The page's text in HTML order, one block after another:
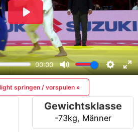
springen / vorspulen »
Gewichtsklasse
-73kg, Männer